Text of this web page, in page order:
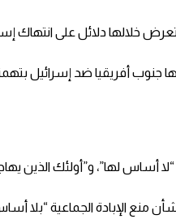
بجنوب أفريقيا التي رفعت في 29 ديسمبر/كانون الأول الماضي، دعوى في محكمة العدل الدولية، من 84
إطار بدء النظر بالدعوى التي رفعتها جنوب أفريقيا ضد
“لا أساس لها”، و”أولئك الذين
منع الإبادة الجماعية “بلا